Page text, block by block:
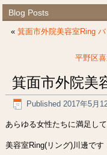
Blog Posts
« 箕面市外院美容室Ring
平野区
箕面市外院美
Published 2017年5月
あらゆる女性たちに満足し
美容室Ring(リング)川邊です